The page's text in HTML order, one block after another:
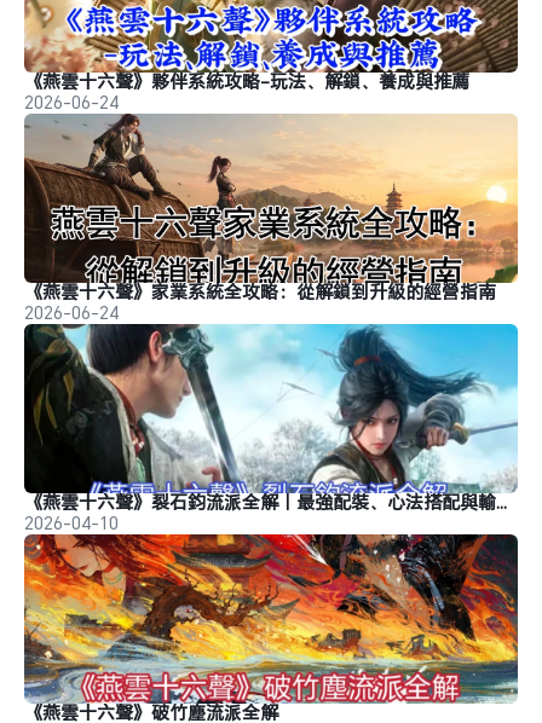
《燕雲十六聲》夥伴系統攻略-玩法、解鎖、養成與推薦
2026-06-24
《燕雲十六聲》家業系統全攻略：從解鎖到升級的經營指南
2026-06-24
《燕雲十六聲》裂石鈞流派全解｜最強配裝、心法搭配與輸出手法
2026-04-10
《燕雲十六聲》破竹塵流派全解